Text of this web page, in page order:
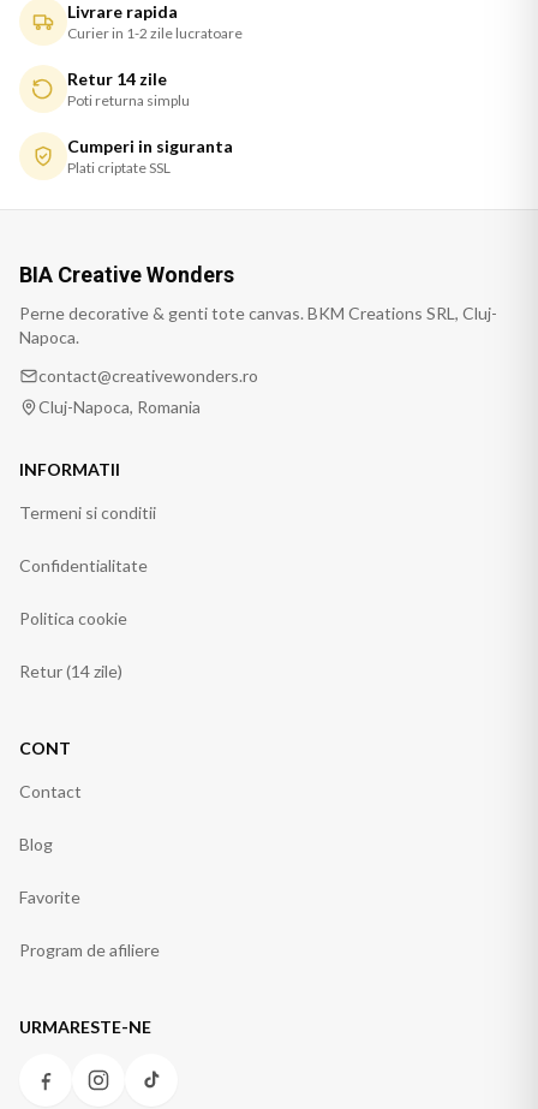
Livrare rapida
Curier in 1-2 zile lucratoare
Retur 14 zile
Poti returna simplu
Cumperi in siguranta
Plati criptate SSL
BIA Creative Wonders
Perne decorative & genti tote canvas. BKM Creations SRL, Cluj-
Napoca.
contact@creativewonders.ro
Cluj-Napoca, Romania
INFORMATII
Termeni si conditii
Confidentialitate
Politica cookie
Retur (14 zile)
CONT
Contact
Blog
Favorite
Program de afiliere
URMARESTE-NE